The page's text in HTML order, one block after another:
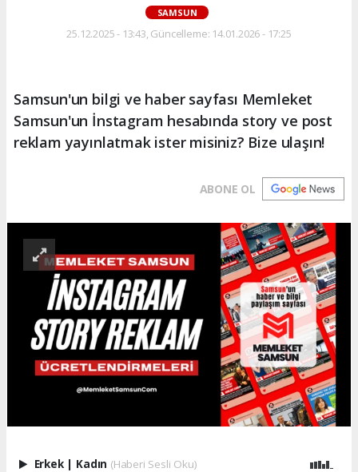
SAMSUN
25.12.2025 - 13:43, Güncelleme: 14.01.2026 - 17:25
Samsun'un bilgi ve haber sayfası Memleket
Samsun'un İnstagram hesabında story ve post
reklam yayınlatmak ister misiniz? Bize ulaşın!
ABONE OL
Erkek | Kadın (Haberi Sesli Oku)